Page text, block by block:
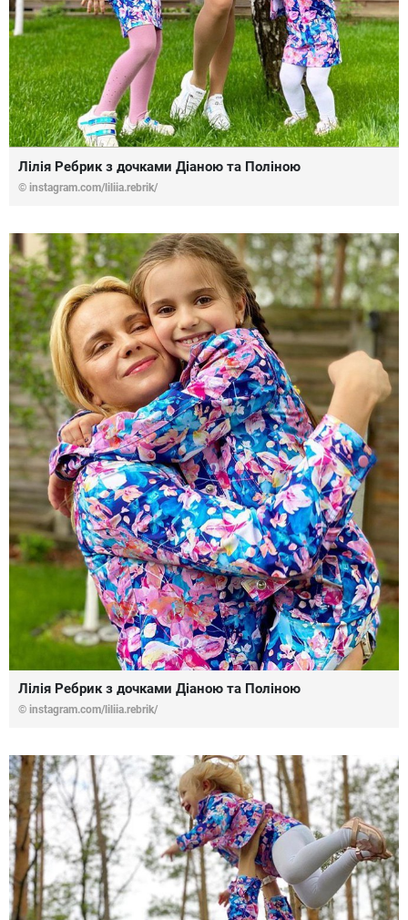
Лілія Ребрик з дочками Діаною та Поліною
© instagram.com/liliia.rebrik/
Лілія Ребрик з дочками Діаною та Поліною
© instagram.com/liliia.rebrik/